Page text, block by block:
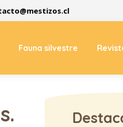
Fauna silvestre